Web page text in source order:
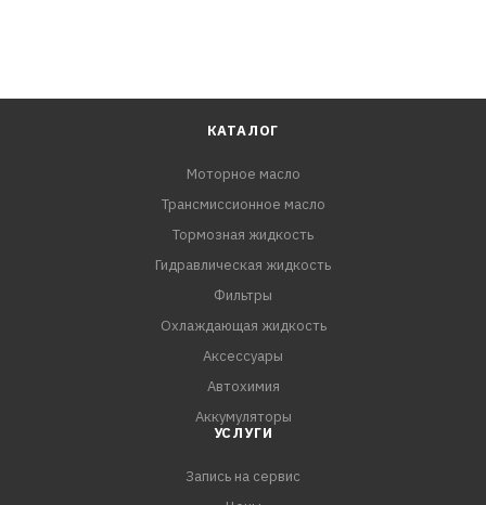
КАТАЛОГ
Моторное масло
Трансмиссионное масло
Тормозная жидкость
Гидравлическая жидкость
Фильтры
Охлаждающая жидкость
Аксессуары
Автохимия
Аккумуляторы
УСЛУГИ
Запись на сервис